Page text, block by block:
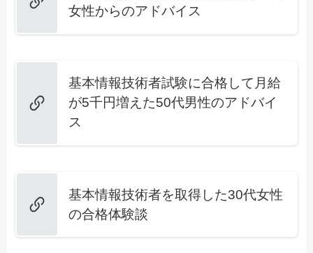
女性からのアドバイス
基本情報技術者試験に合格して月給
が5千円増えた50代男性のアドバイ
ス
基本情報技術者を取得した30代女性
の合格体験談